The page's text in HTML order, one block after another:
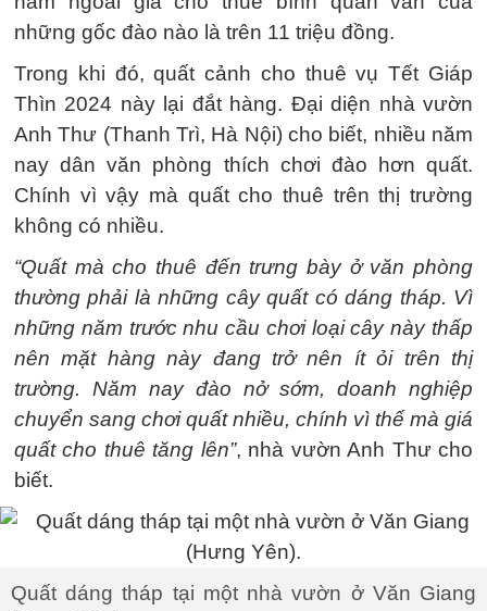
những gốc đào nào là trên 11 triệu đồng.
Trong khi đó, quất cảnh cho thuê vụ Tết Giáp
Thìn 2024 này lại đắt hàng. Đại diện nhà vườn
Anh Thư (Thanh Trì, Hà Nội) cho biết, nhiều năm
nay dân văn phòng thích chơi đào hơn quất.
Chính vì vậy mà quất cho thuê trên thị trường
không có nhiều.
“Quất mà cho thuê đến trưng bày ở văn phòng
thường phải là những cây quất có dáng tháp. Vì
những năm trước nhu cầu chơi loại cây này thấp
nên mặt hàng này đang trở nên ít ỏi trên thị
trường. Năm nay đào nở sớm, doanh nghiệp
chuyển sang chơi quất nhiều, chính vì thế mà giá
quất cho thuê tăng lên”, nhà vườn Anh Thư cho
biết.
Quất dáng tháp tại một nhà vườn ở Văn Giang